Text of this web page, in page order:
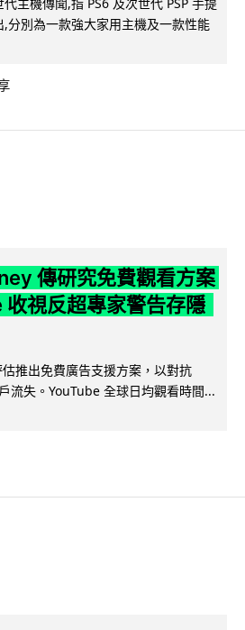
分別為一款強大家用主機及一款性能
傳研究免費觀看方案
收視反超專家警告存隱
推出免費廣告支援方案，以對抗
流失。YouTube 全球日均觀看時間...